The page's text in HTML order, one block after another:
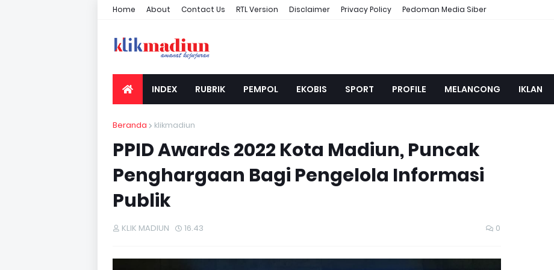
Home About Contact Us RTL Version Disclaimer Privacy Policy Pedoman Media Siber
INDEX RUBRIK PEMPOL EKOBIS SPORT PROFILE MELANCONG IKLAN
Beranda klikmadiun
PPID Awards 2022 Kota Madiun, Puncak
Penghargaan Bagi Pengelola Informasi
Publik
KLIK MADIUN 16.43 0